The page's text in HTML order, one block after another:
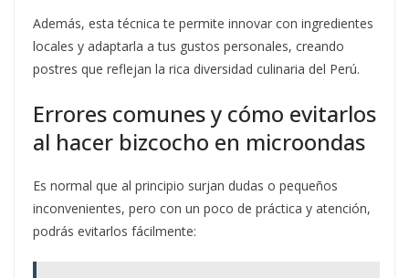
Además, esta técnica te permite innovar con ingredientes
locales y adaptarla a tus gustos personales, creando
postres que reflejan la rica diversidad culinaria del Perú.
Errores comunes y cómo evitarlos
al hacer bizcocho en microondas
Es normal que al principio surjan dudas o pequeños
inconvenientes, pero con un poco de práctica y atención,
podrás evitarlos fácilmente: